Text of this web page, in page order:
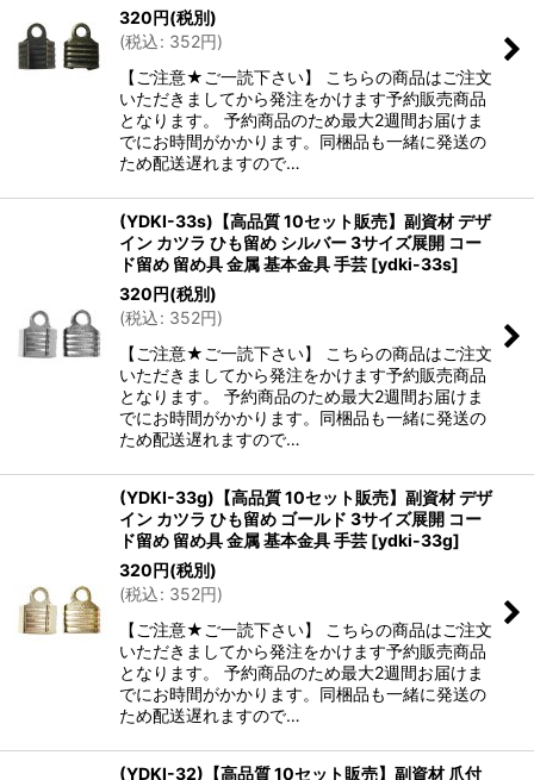
320円(税別)
(税込: 352円)
【ご注意★ご一読下さい】 こちらの商品はご注文
いただきましてから発注をかけます予約販売商品
となります。 予約商品のため最大2週間お届けま
でにお時間がかかります。同梱品も一緒に発送の
ため配送遅れますので…
(YDKI-33s)【高品質 10セット販売】副資材 デザ
イン カツラ ひも留め シルバー 3サイズ展開 コー
ド留め 留め具 金属 基本金具 手芸 [ydki-33s]
320円(税別)
(税込: 352円)
【ご注意★ご一読下さい】 こちらの商品はご注文
いただきましてから発注をかけます予約販売商品
となります。 予約商品のため最大2週間お届けま
でにお時間がかかります。同梱品も一緒に発送の
ため配送遅れますので…
(YDKI-33g)【高品質 10セット販売】副資材 デザ
イン カツラ ひも留め ゴールド 3サイズ展開 コー
ド留め 留め具 金属 基本金具 手芸 [ydki-33g]
320円(税別)
(税込: 352円)
【ご注意★ご一読下さい】 こちらの商品はご注文
いただきましてから発注をかけます予約販売商品
となります。 予約商品のため最大2週間お届けま
でにお時間がかかります。同梱品も一緒に発送の
ため配送遅れますので…
(YDKI-32)【高品質 10セット販売】副資材 爪付